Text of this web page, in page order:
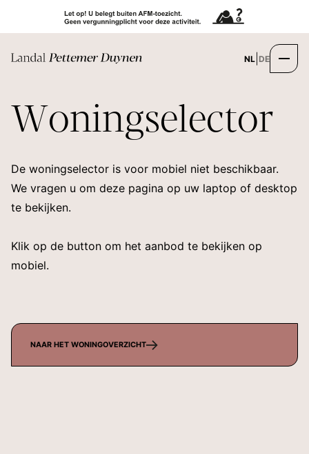
NL DE
Woningselector
De woningselector is voor mobiel niet beschikbaar.
We vragen u om deze pagina op uw laptop of desktop
te bekijken.
Klik op de button om het aanbod te bekijken op
mobiel.
NAAR HET WONINGOVERZICHT